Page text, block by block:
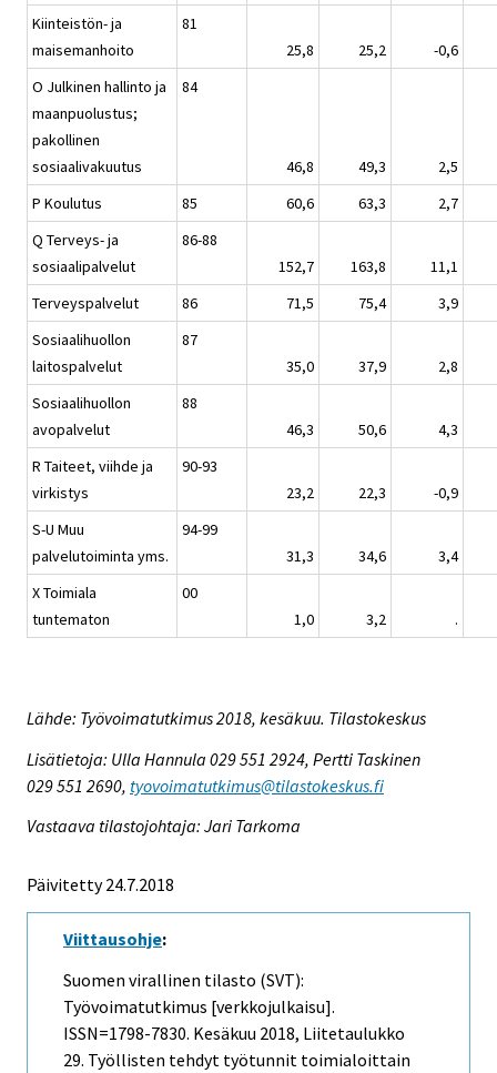
Kiinteistön- ja
maisemanhoito
81
25,8
25,2
-0,6
O Julkinen hallinto ja
maanpuolustus;
pakollinen
sosiaalivakuutus
84
46,8 49,3
2,5
P Koulutus
85 60,6 63,3
2,7
Q Terveys- ja
sosiaalipalvelut
86-88
152,7
163,8
11,1
Terveyspalvelut
86 71,5 75,4
3,9
Sosiaalihuollon
laitospalvelut
87
35,0
37,9
2,8
Sosiaalihuollon
avopalvelut
88
46,3
50,6
4,3
R Taiteet, viihde ja
virkistys
90-93
23,2
22,3
-0,9
S-U Muu
palvelutoiminta yms.
94-99
31,3
34,6
3,4
X Toimiala
tuntematon
00
1,0
3,2 .
Lähde: Työvoimatutkimus 2018, kesäkuu. Tilastokeskus
Lisätietoja: Ulla Hannula 029 551 2924, Pertti Taskinen
029 551 2690, tyovoimatutkimus@tilastokeskus.fi
Vastaava tilastojohtaja: Jari Tarkoma
Päivitetty 24.7.2018
Viittausohje:
Suomen virallinen tilasto (SVT):
Työvoimatutkimus [verkkojulkaisu].
ISSN=1798-7830. Kesäkuu 2018, Liitetaulukko
29. Työllisten tehdyt työtunnit toimialoittain